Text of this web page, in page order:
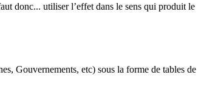
donc... utiliser l’effet dans le sens qui produit le
Gouvernements, etc) sous la forme de tables de